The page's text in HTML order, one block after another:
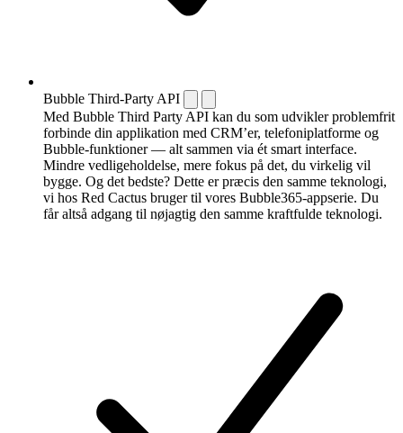
Bubble Third-Party API
Med Bubble Third Party API kan du som udvikler problemfrit
forbinde din applikation med CRM’er, telefoni­platforme og
Bubble-funktioner — alt sammen via ét smart interface.
Mindre vedligeholdelse, mere fokus på det, du virkelig vil
bygge. Og det bedste? Dette er præcis den samme teknologi,
vi hos Red Cactus bruger til vores Bubble365-appserie. Du
får altså adgang til nøjagtig den samme kraftfulde teknologi.